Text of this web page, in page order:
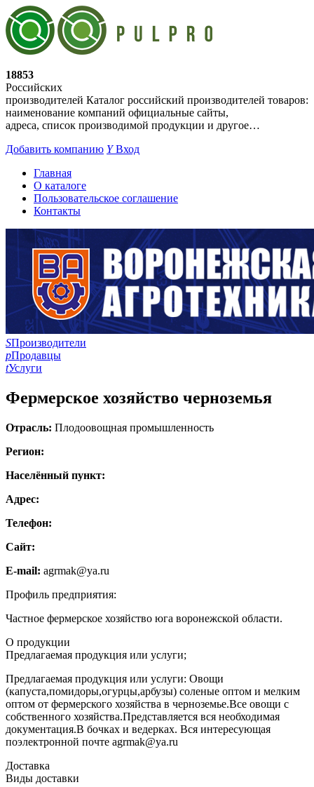
18853
Российских
производителей Каталог российский производителей товаров:
наименование компаний официальные сайты,
адреса, список производимой продукции и другое…
Добавить компанию YВход
Главная
О каталоге
Пользовательское соглашение
Контакты
SПроизводители
pПродавцы
tУслуги
Фермерское хозяйство черноземья
Отрасль: Плодоовощная промышленность
Регион:
Населённый пункт:
Адрес:
Телефон:
Сайт:
E-mail: agrmak@ya.ru
Профиль предприятия:
Частное фермерское хозяйство юга воронежской области.
О продукции
Предлагаемая продукция или услуги;
Предлагаемая продукция или услуги: Овощи
(капуста,помидоры,огурцы,арбузы) соленые оптом и мелким
оптом от фермерского хозяйства в черноземье.Все овощи с
собственного хозяйства.Представляется вся необходимая
документация.В бочках и ведерках. Вся интересующая
поэлектронной почте agrmak@ya.ru
Доставка
Виды доставки